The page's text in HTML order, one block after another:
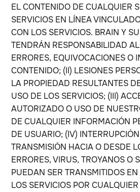
EL CONTENIDO DE CUALQUIER
SERVICIOS EN LÍNEA
CON LOS SERVICIOS. BRAIN Y
TENDRÁN RESPONSABILIDAD
ERRORES, EQUIVOCACIONES O
CONTENIDO; (II) LESIONES
LA PROPIEDAD RESULTANTES
USO DE LOS SERVICIOS; (III)
AUTORIZADO O USO DE
DE CUALQUIER INFORMACIÓN
DE USUARIO; (IV)
TRANSMISIÓN HACIA O DESDE
ERRORES, VIRUS, TROYANOS O
PUEDAN SER TRANSMITIDOS
LOS SERVICIOS POR